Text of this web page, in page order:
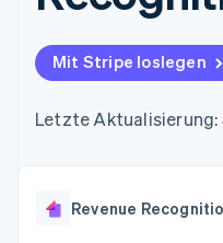
Zugriff auf mehr als
125
Terminal
Zahlungen vor Ort
Boost
Autorisierungsraten
Beschleunigter
SaaS
Creator
Karten
Stripe
Karriere
Stripe
Mit Stripe loslegen
Letzte Aktualisierung:
Revenue